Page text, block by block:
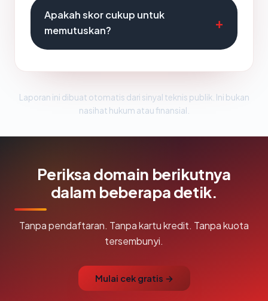
Apakah skor cukup untuk
memutuskan?
Laporan ini dibuat otomatis dari sinyal teknis publik. Ini bukan
nasihat hukum atau finansial.
Periksa domain berikutnya
dalam beberapa detik.
Tanpa pendaftaran. Tanpa kartu kredit. Tanpa kuota
tersembunyi.
Mulai cek gratis →